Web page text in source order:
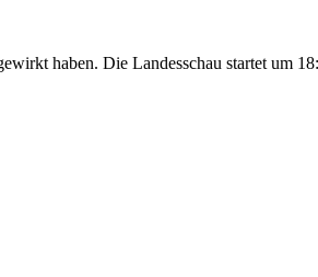
haben. Die Landesschau startet um